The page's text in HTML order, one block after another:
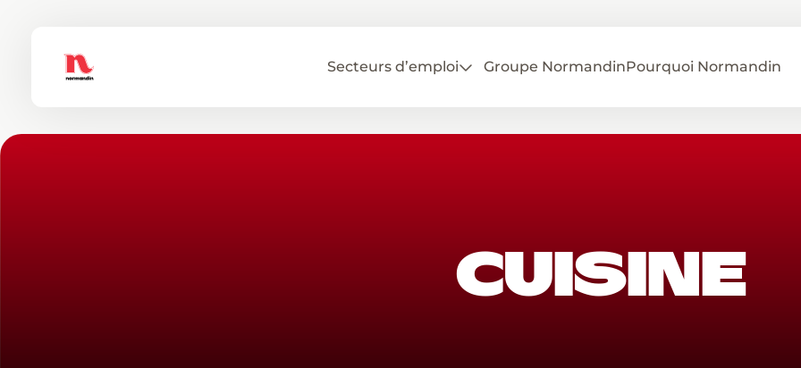
Secteurs d’emploi Groupe NormandinPourquoi Normandin
CUISINE